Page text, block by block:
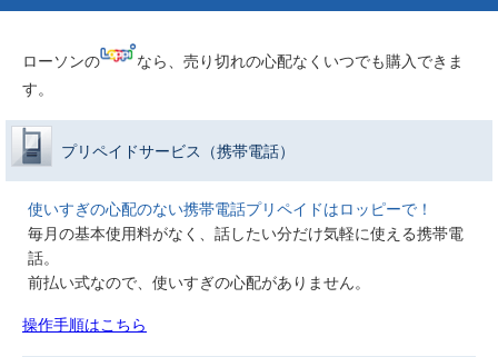
ローソンの
なら、売り切れの心配なくいつでも購入できま
す。
プリペイドサービス（携帯電話）
使いすぎの心配のない携帯電話プリペイドはロッピーで！
毎月の基本使用料がなく、話したい分だけ気軽に使える携帯電
話。
前払い式なので、使いすぎの心配がありません。
操作手順はこちら